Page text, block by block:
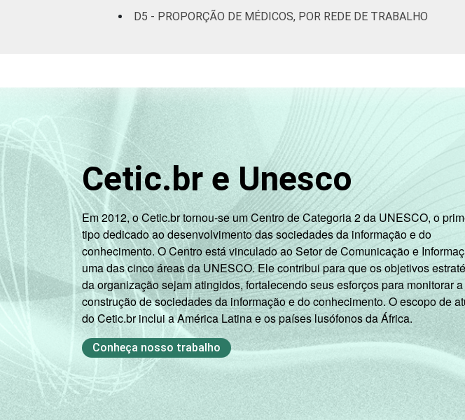
D5 - PROPORÇÃO DE MÉDICOS, POR REDE DE TRABALHO
Cetic.br e Unesco
Em 2012, o Cetic.br tornou-se um Centro de Categoria 2 da UNESCO, o
tipo dedicado ao desenvolvimento das sociedades da informação e do
conhecimento. O Centro está vinculado ao Setor de Comunicação e
uma das cinco áreas da UNESCO. Ele contribui para que os objetivos
da organização sejam atingidos, fortalecendo seus esforços para monitorar a
construção de sociedades da informação e do conhecimento. O escopo de
do Cetic.br inclui a América Latina e os países lusófonos da África.
Conheça nosso trabalho